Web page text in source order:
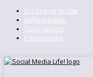
Σχετικά με το site
Αρθρογράφοι
Όροι χρήσης
Επικοινωνία